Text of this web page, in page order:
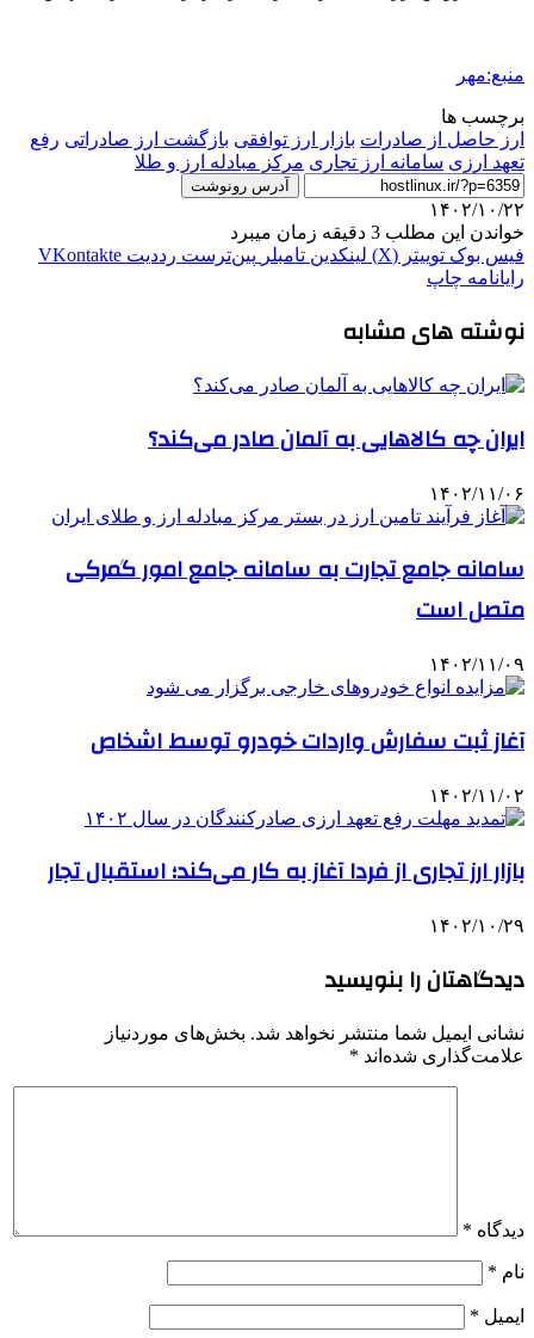
منبع:مهر
برچسب ها
ارز حاصل از صادرات بازار ارز توافقی بازگشت ارز صادراتی رفع
تعهد ارزی سامانه ارز تجاری مرکز مبادله ارز و طلا
آدرس رونوشت
۱۴۰۲/۱۰/۲۲
خواندن این مطلب 3 دقیقه زمان میبرد
فیس بوک توییتر (X) لینکدین ‫تامبلر ‫پین‌ترست ‫رددیت ‫VKontakte
رایانامه چاپ
نوشته های مشابه
ایران چه کالاهایی به آلمان صادر می‌کند؟
۱۴۰۲/۱۱/۰۶
سامانه جامع تجارت به سامانه جامع امور گمرکی
متصل است
۱۴۰۲/۱۱/۰۹
آغاز ثبت سفارش واردات خودرو توسط اشخاص
۱۴۰۲/۱۱/۰۲
بازار ارز تجاری از فردا آغاز به کار می‌کند؛ استقبال تجار
۱۴۰۲/۱۰/۲۹
دیدگاهتان را بنویسید
نشانی ایمیل شما منتشر نخواهد شد. بخش‌های موردنیاز
علامت‌گذاری شده‌اند *
دیدگاه *
نام *
ایمیل *